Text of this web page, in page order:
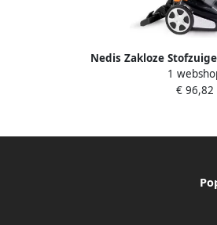
Nedis Zakloze
| Combi-Borstel |
Antraciet Oranje
1
€ 96,82